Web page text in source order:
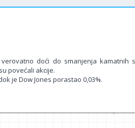
doći do smanjenja kamatnih
povećali akcije.
je Dow Jones porastao 0,03%.